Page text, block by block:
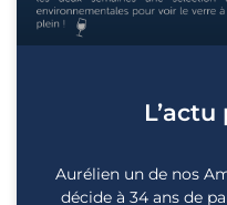
Aurélien un de nos
décide à 34 ans de